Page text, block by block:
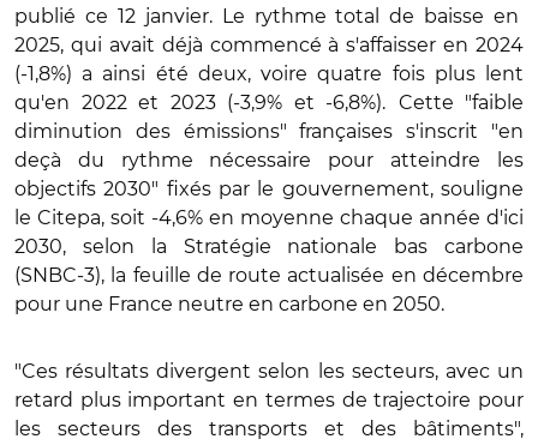
publié ce 12 janvier. Le rythme total de baisse en
2025, qui avait déjà commencé à s'affaisser en 2024
(-1,8%) a ainsi été deux, voire quatre fois plus lent
qu'en 2022 et 2023 (-3,9% et -6,8%). Cette "faible
diminution des émissions" françaises s'inscrit "en
deçà du rythme nécessaire pour atteindre les
objectifs 2030" fixés par le gouvernement, souligne
le Citepa, soit -4,6% en moyenne chaque année d'ici
2030, selon la Stratégie nationale bas carbone
(SNBC-3), la feuille de route actualisée en décembre
pour une France neutre en carbone en 2050.
"Ces résultats divergent selon les secteurs, avec un
retard plus important en termes de trajectoire pour
les secteurs des transports et des bâtiments",